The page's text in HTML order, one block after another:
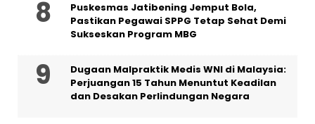
Puskesmas Jatibening Jemput Bola,
Pastikan Pegawai SPPG Tetap Sehat Demi
Sukseskan Program MBG
‎Dugaan Malpraktik Medis WNI di Malaysia:
Perjuangan 15 Tahun Menuntut Keadilan
dan Desakan Perlindungan Negara